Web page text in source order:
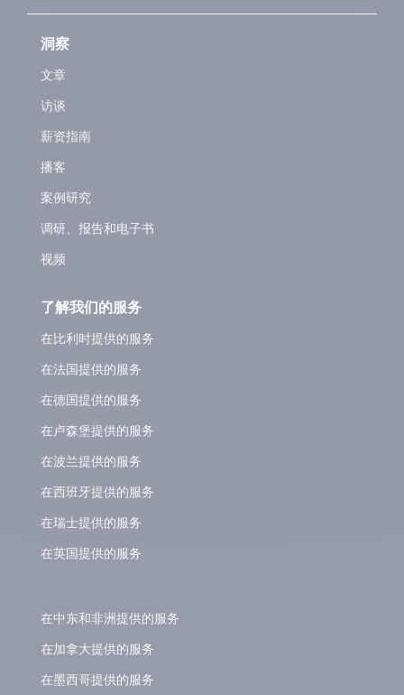
洞察
文章
访谈
薪资指南
播客
案例研究
调研、报告和电子书
视频
了解我们的服务
在比利时提供的服务
在法国提供的服务
在德国提供的服务
在卢森堡提供的服务
在波兰提供的服务
在西班牙提供的服务
在瑞士提供的服务
在英国提供的服务
在中东和非洲提供的服务
在加拿大提供的服务
在墨西哥提供的服务